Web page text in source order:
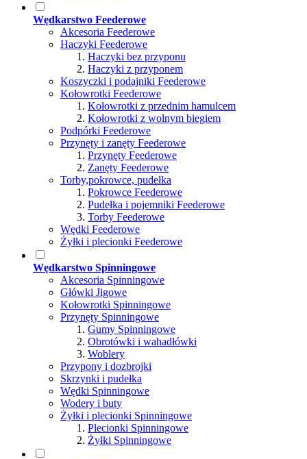
Wędkarstwo Feederowe
Akcesoria Feederowe
Haczyki Feederowe
Haczyki bez przyponu
Haczyki z przyponem
Koszyczki i podajniki Feederowe
Kołowrotki Feederowe
Kołowrotki z przednim hamulcem
Kołowrotki z wolnym biegiem
Podpórki Feederowe
Przynęty i zanęty Feederowe
Przynęty Feederowe
Zanęty Feederowe
Torby,pokrowce, pudełka
Pokrowce Feederowe
Pudełka i pojemniki Feederowe
Torby Feederowe
Wędki Feederowe
Żyłki i plecionki Feederowe
Wędkarstwo Spinningowe
Akcesoria Spinningowe
Główki Jigowe
Kołowrotki Spinningowe
Przynęty Spinningowe
Gumy Spinningowe
Obrotówki i wahadłówki
Woblery
Przypony i dozbrojki
Skrzynki i pudełka
Wędki Spinningowe
Wodery i buty
Żyłki i plecionki Spinningowe
Plecionki Spinningowe
Żyłki Spinningowe